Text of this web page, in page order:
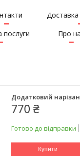
послуги
Про
Додатковий
770 ₴
Готово до відправки
Купити